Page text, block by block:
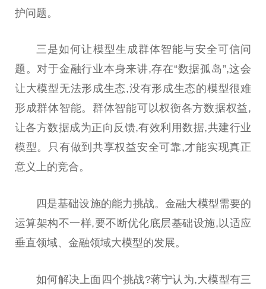
护问题。
三是如何让模型生成群体智能与安全可信问
题。对于金融行业本身来讲,存在“数据孤岛”,这会
让大模型无法形成生态,没有形成生态的模型很难
形成群体智能。群体智能可以权衡各方数据权益,
让各方数据成为正向反馈,有效利用数据,共建行业
模型。只有做到共享权益安全可靠,才能实现真正
意义上的竞合。
四是基础设施的能力挑战。金融大模型需要的
运算架构不一样,要不断优化底层基础设施,以适应
垂直领域、金融领域大模型的发展。
如何解决上面四个挑战?蒋宁认为,大模型有三